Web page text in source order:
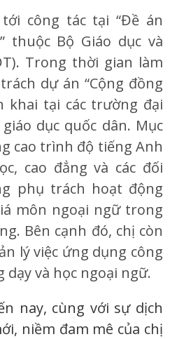
công tác tại “Đề án
thuộc Bộ Giáo dục và
Trong thời gian làm
dự án “Cộng đồng
khai tại các trường đại
dục quốc dân. Mục
cao trình độ tiếng Anh
cao đẳng và các đối
phụ trách hoạt động
môn ngoại ngữ trong
Bên cạnh đó, chị còn
lý việc ứng dụng công
và học ngoại ngữ.
nay, cùng với sự dịch
niềm đam mê của chị